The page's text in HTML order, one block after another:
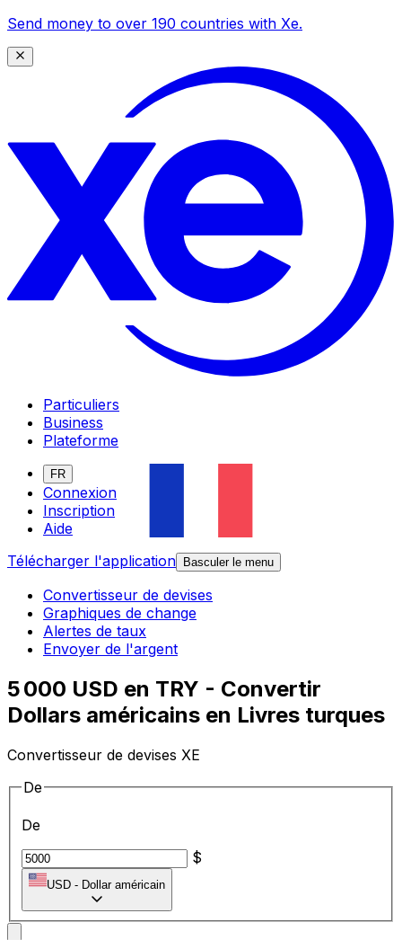
Send money to over 190 countries with Xe.
Particuliers
Business
Plateforme
FR
Connexion
Inscription
Aide
Télécharger l'application
Basculer le menu
Convertisseur de devises
Graphiques de change
Alertes de taux
Envoyer de l'argent
5 000 USD en TRY - Convertir
Dollars américains en Livres turques
Convertisseur de devises XE
De
De
$
USD - Dollar américain